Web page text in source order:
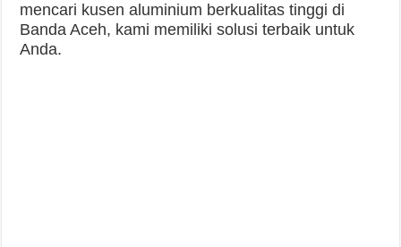
mencari kusen aluminium berkualitas tinggi di
Banda Aceh, kami memiliki solusi terbaik untuk
Anda.